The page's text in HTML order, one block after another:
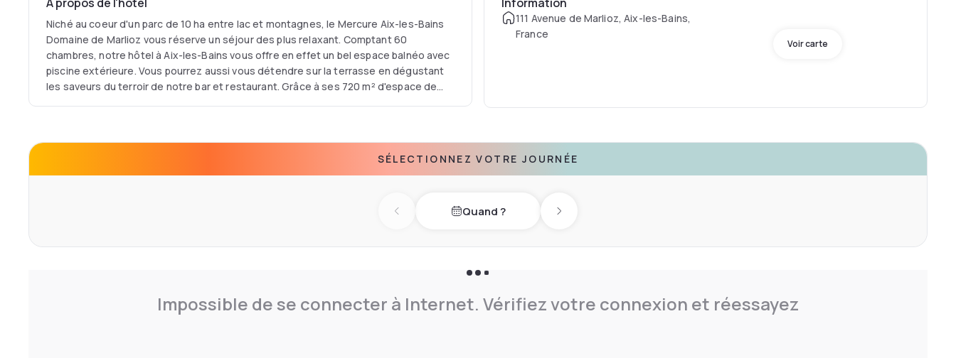
Niché au coeur d'un parc de 10 ha entre lac et montagnes, le Mercure Aix-les-Bains
Domaine de Marlioz vous réserve un séjour des plus relaxant. Comptant 60
chambres, notre hôtel à Aix-les-Bains vous offre en effet un bel espace balnéo avec
piscine extérieure. Vous pourrez aussi vous détendre sur la terrasse en dégustant
les saveurs du terroir de notre bar et restaurant. Grâce à ses 720 m² d'espace de
111 Avenue de Marlioz, Aix-les-Bains,
France
Voir carte
SÉLECTIONNEZ VOTRE JOURNÉE
Previous dayQuand ? Next day
Impossible de se connecter à Internet. Vérifiez votre connexion et réessayez